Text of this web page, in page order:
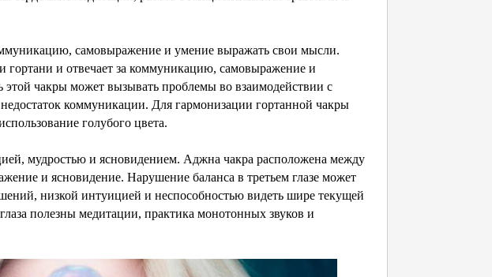
самовыражение и умение выражать свои мысли.
гортани и отвечает за коммуникацию, самовыражение и
этой чакры может вызывать проблемы во взаимодействии с
коммуникации. Для гармонизации гортанной чакры
голубого цвета.
мудростью и ясновидением. Аджна чакра расположена между
и ясновидение. Нарушение баланса в третьем глазе может
низкой интуицией и неспособностью видеть шире текущей
полезны медитации, практика монотонных звуков и